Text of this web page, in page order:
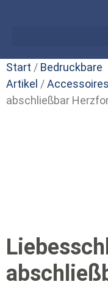
Start / Bedruckbare
Artikel /Accessoires
abschließbar